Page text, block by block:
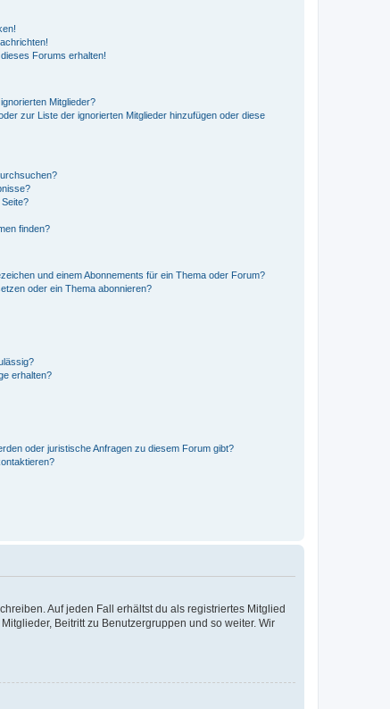
Forums erhalten!
Mitglieder?
zur Liste der ignorierten Mitglieder hinzufügen oder diese
finden?
und einem Abonnements für ein Thema oder Forum?
oder ein Thema abonnieren?
erhalten?
oder juristische Anfragen zu diesem Forum gibt?
Auf jeden Fall erhältst du als registriertes Mitglied
Beitritt zu Benutzergruppen und so weiter. Wir